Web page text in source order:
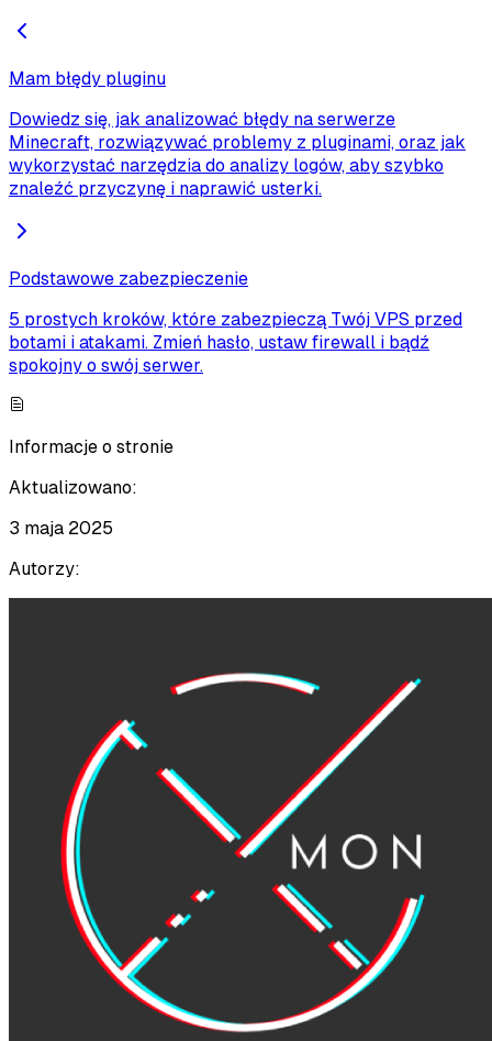
Mam błędy pluginu
Dowiedz się, jak analizować błędy na serwerze
Minecraft, rozwiązywać problemy z pluginami, oraz jak
wykorzystać narzędzia do analizy logów, aby szybko
znaleźć przyczynę i naprawić usterki.
Podstawowe zabezpieczenie
5 prostych kroków, które zabezpieczą Twój VPS przed
botami i atakami. Zmień hasło, ustaw firewall i bądź
spokojny o swój serwer.
Informacje o stronie
Aktualizowano:
3 maja 2025
Autorzy: